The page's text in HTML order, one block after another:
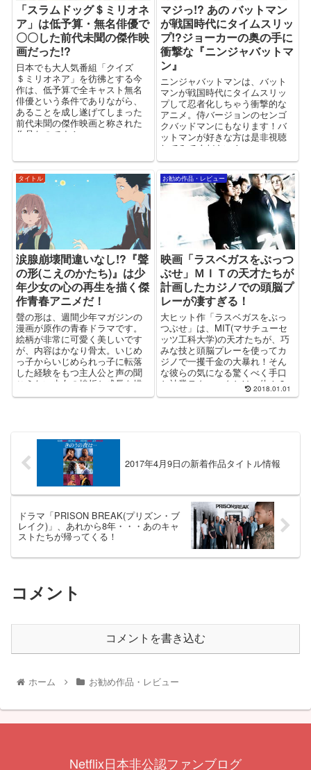
「スラムドッグ＄ミリオネ
ア」は低予算・無名俳優で
〇〇した前代未聞の傑作映
画だった!?
日本でも大人気番組「クイズ
＄ミリオネア」を彷彿とする今
作は、低予算で全キャスト無名
俳優という条件でありながら、
あることを成し遂げてしまった
前代未聞の傑作映画と称された
作品なのです！
マジっ!? あの バットマン
が戦国時代にタイムスリッ
プ!?ジョーカーの奥の手に
衝撃な『ニンジャバットマ
ン』
ニンジャバットマンは、バット
マンが戦国時代にタイムスリッ
プして忍者化しちゃう衝撃的な
アニメ。侍バージョンのセンゴ
クバッドマンにもなります！バ
ットマンが好きな方は是非視聴
してみてください！
タイトル
涙腺崩壊間違いなし!?『聲
の形(こえのかたち)』は少
年少女の心の再生を描く傑
作青春アニメだ！
聲の形は、週間少年マガジンの
漫画が原作の青春ドラマです。
絵柄が非常に可愛く美しいです
が、内容はかなり骨太。いじめ
っ子からいじめられっ子に転落
した経験をもつ主人公と声の聞
こえない少女の挫折と成長を描
いた重量感のある力作となって
お勧め作品・レビュー
映画「ラスベガスをぶっつ
ぶせ」ＭＩＴの天才たちが
計画したカジノでの頭脳プ
レーが凄すぎる！
大ヒット作「ラスベガスをぶっ
つぶせ」は、MIT(マサチューセ
ッツ工科大学)の天才たちが、巧
みな技と頭脳プレーを使ってカ
ジノで一攫千金の大暴れ！そん
な彼らの気になる驚くべく手口
と神業テクニックとは一体！？
2018.01.01
2017年4月9日の新着作品タイトル情報
ドラマ「PRISON BREAK(プリズン・ブ
レイク)」、あれから8年・・・あのキャ
ストたちが帰ってくる！
コメント
コメントを書き込む
ホーム お勧め作品・レビュー
Netflix日本非公認ファンブログ